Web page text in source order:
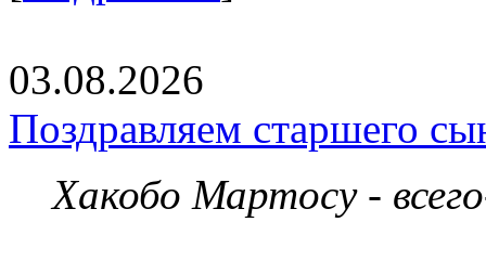
03.08.2026
Поздравляем старшего
Хакобо Мартосу -